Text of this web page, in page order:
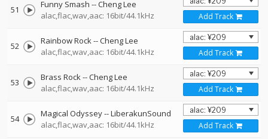
51 Funny Smash --Cheng Lee
alac,flac,wav,aac: 16bit/44.1kHz
Add Track
52 Rainbow Rock--Cheng Lee
alac,flac,wav,aac: 16bit/44.1kHz
Add Track
53 Brass Rock--Cheng Lee
alac,flac,wav,aac: 16bit/44.1kHz
Add Track
54 Magical Odyssey--LiberakunSound
alac,flac,wav,aac: 16bit/44.1kHz
Add Track